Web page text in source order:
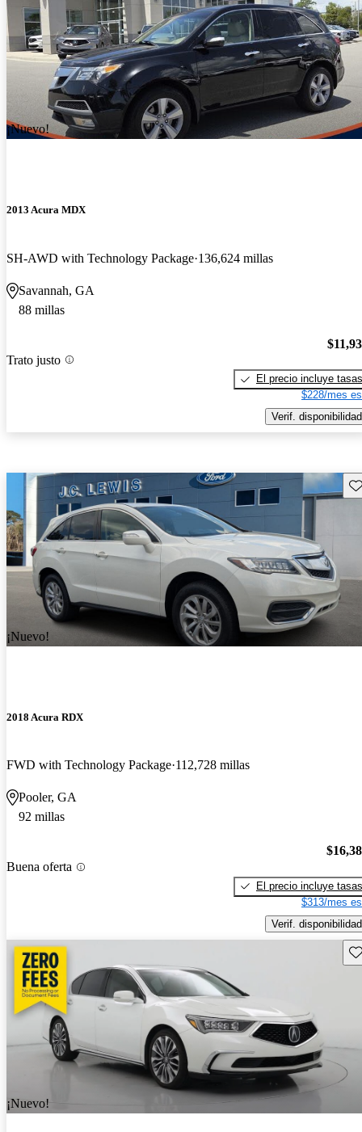
¡Nuevo!
2013 Acura MDX
SH-AWD with Technology Package 136,624 millas
Savannah, GA
88 millas
Trato justo
El precio incluye tasas
$228/mes
Verif. disponibilidad
¡Nuevo!
2018 Acura RDX
FWD with Technology Package 112,728 millas
Pooler, GA
92 millas
Buena oferta
El precio incluye tasas
$313/mes
Verif. disponibilidad
¡Nuevo!